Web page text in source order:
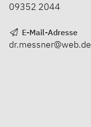
09352 2044
E-Mail-Adresse
dr.messner@web.de